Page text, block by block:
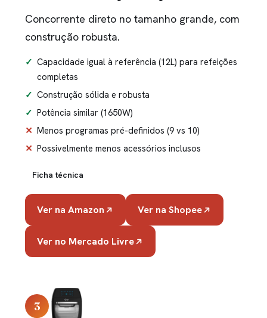
Concorrente direto no tamanho grande, com
construção robusta.
Capacidade igual à referência (12L) para refeições
completas
Construção sólida e robusta
Potência similar (1650W)
Menos programas pré-definidos (9 vs 10)
Possivelmente menos acessórios inclusos
Ficha técnica
Ver na Amazon Ver na Shopee
Ver no Mercado Livre
3